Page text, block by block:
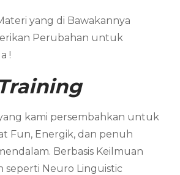
yang di Bawakannya
Perubahan untuk
!
kami persembahkan untuk
Fun, Energik, dan penuh
Berbasis Keilmuan
seperti Neuro Linguistic